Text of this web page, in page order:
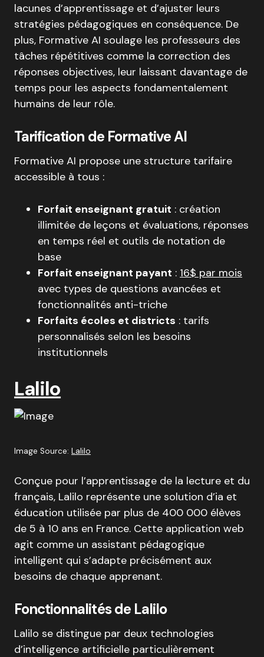
lacunes d’apprentissage et d’ajuster leurs
stratégies pédagogiques en conséquence. De
plus, Formative AI soulage les professeurs des
tâches répétitives comme la correction des
réponses objectives, leur laissant davantage de
temps pour les aspects fondamentalement
humains de leur rôle.
Tarification de Formative AI
Formative AI propose une structure tarifaire
accessible à tous :
Forfait enseignant gratuit : création
illimitée de leçons et évaluations, réponses
en temps réel et outils de notation de
base
Forfait enseignant payant : 16$ par mois
avec types de questions avancées et
fonctionnalités anti-triche
Forfaits écoles et districts : tarifs
personnalisés selon les besoins
institutionnels
Lalilo
Image Source: Lalilo
Conçue pour l’apprentissage de la lecture et du
français, Lalilo représente une solution d’ia et
éducation utilisée par plus de 400 000 élèves
de 5 à 10 ans en France. Cette application web
agit comme un assistant pédagogique
intelligent qui s’adapte précisément aux
besoins de chaque apprenant.
Fonctionnalités de Lalilo
Lalilo se distingue par deux technologies
d’intelligence artificielle particulièrement